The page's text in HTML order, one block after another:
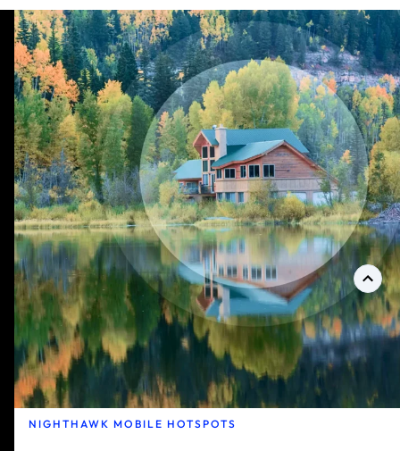
NIGHTHAWK MOBILE HOTSPOTS